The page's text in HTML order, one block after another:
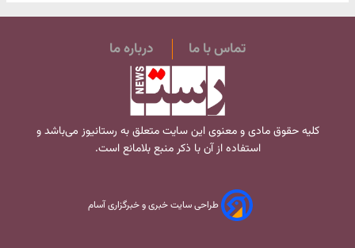
تماس با ما درباره ما
کلیه حقوق مادی و معنوی این سایت متعلق به رستانیوز می‌باشد و
استفاده از آن با ذکر منبع بلامانع است.
طراحی سایت خبری و خبرگزاری آسام